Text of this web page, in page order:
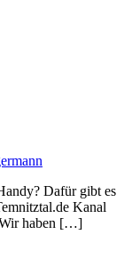
Dafür gibt es
Kanal
Wir haben […]